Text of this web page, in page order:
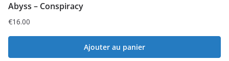
Abyss – Conspiracy
€16.00
Ajouter au panier